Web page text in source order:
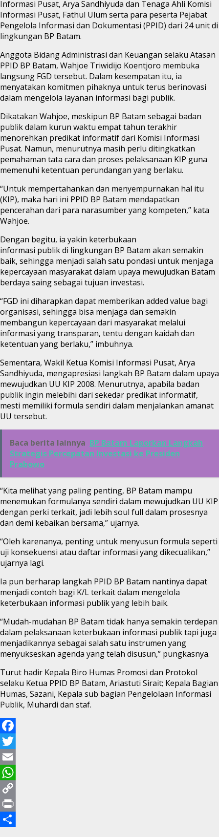
Informasi Pusat, Arya Sandhiyuda dan Tenaga Ahli Komisi
Informasi Pusat, Fathul Ulum serta para peserta Pejabat
Pengelola Informasi dan Dokumentasi (PPID) dari 24 unit di
lingkungan BP Batam.
Anggota Bidang Administrasi dan Keuangan selaku Atasan
PPID BP Batam, Wahjoe Triwidijo Koentjoro membuka
langsung FGD tersebut. Dalam kesempatan itu, ia
menyatakan komitmen pihaknya untuk terus berinovasi
dalam mengelola layanan informasi bagi publik.
Dikatakan Wahjoe, meskipun BP Batam sebagai badan
publik dalam kurun waktu empat tahun terakhir
menorehkan predikat informatif dari Komisi Informasi
Pusat. Namun, menurutnya masih perlu ditingkatkan
pemahaman tata cara dan proses pelaksanaan KIP guna
memenuhi ketentuan perundangan yang berlaku.
“Untuk mempertahankan dan menyempurnakan hal itu
(KIP), maka hari ini PPID BP Batam mendapatkan
pencerahan dari para narasumber yang kompeten,” kata
Wahjoe.
Dengan begitu, ia yakin keterbukaan
informasi publik di lingkungan BP Batam akan semakin
baik, sehingga menjadi salah satu pondasi untuk menjaga
kepercayaan masyarakat dalam upaya mewujudkan Batam
berdaya saing sebagai tujuan investasi.
“FGD ini diharapkan dapat memberikan added value bagi
organisasi, sehingga bisa menjaga dan semakin
membangun kepercayaan dari masyarakat melalui
informasi yang transparan, tentu dengan kaidah dan
ketentuan yang berlaku,” imbuhnya.
Sementara, Wakil Ketua Komisi Informasi Pusat, Arya
Sandhiyuda, mengapresiasi langkah BP Batam dalam upaya
mewujudkan UU KIP 2008. Menurutnya, apabila badan
publik ingin melebihi dari sekedar predikat informatif,
mesti memiliki formula sendiri dalam menjalankan amanat
UU tersebut.
Baca berita lainnya BP Batam Laporkan Langkah
Strategis Percepatan Investasi ke Presiden
Prabowo
“Kita melihat yang paling penting, BP Batam mampu
menemukan formulanya sendiri dalam mewujudkan UU KIP
dengan perki terkait, jadi lebih soul full dalam prosesnya
dan demi kebaikan bersama,” ujarnya.
“Oleh karenanya, penting untuk menyusun formula seperti
uji konsekuensi atau daftar informasi yang dikecualikan,”
ujarnya lagi.
Ia pun berharap langkah PPID BP Batam nantinya dapat
menjadi contoh bagi K/L terkait dalam mengelola
keterbukaan informasi publik yang lebih baik.
“Mudah-mudahan BP Batam tidak hanya semakin terdepan
dalam pelaksanaan keterbukaan informasi publik tapi juga
menjadikannya sebagai salah satu instrumen yang
menyukseskan agenda yang telah disusun,” pungkasnya.
Turut hadir Kepala Biro Humas Promosi dan Protokol
selaku Ketua PPID BP Batam, Ariastuti Sirait; Kepala Bagian
Humas, Sazani, Kepala sub bagian Pengelolaan Informasi
Publik, Muhardi dan staf.
Facebook
Twitter
Email
WhatsApp
Copy
Link
Print